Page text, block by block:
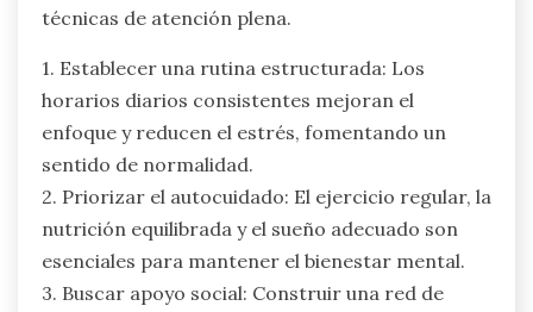
técnicas de atención plena.
1. Establecer una rutina estructurada: Los
horarios diarios consistentes mejoran el
enfoque y reducen el estrés, fomentando un
sentido de normalidad.
2. Priorizar el autocuidado: El ejercicio regular, la
nutrición equilibrada y el sueño adecuado son
esenciales para mantener el bienestar mental.
3. Buscar apoyo social: Construir una red de